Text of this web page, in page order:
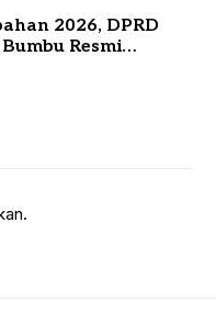
2026, DPRD
Resmi